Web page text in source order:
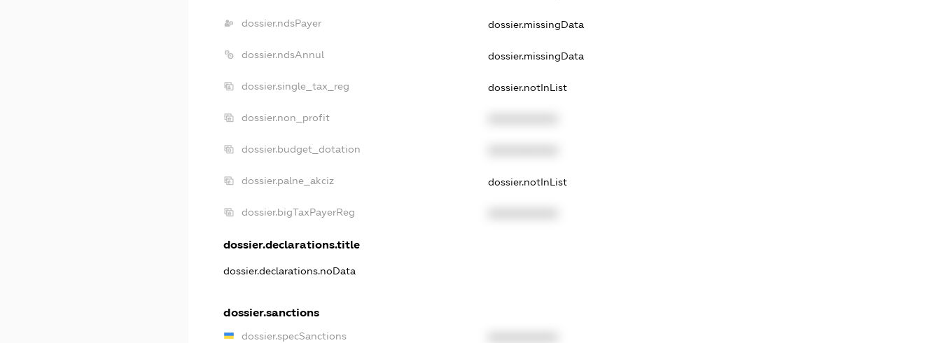
dossier.ndsPayer dossier.missingData
dossier.ndsAnnul dossier.missingData
dossier.single_tax_reg dossier.notInList
dossier.non_profit
dossier.budget_dotation
dossier.palne_akciz dossier.notInList
dossier.bigTaxPayerReg
dossier.declarations.title
dossier.declarations.noData
dossier.sanctions
dossier.specSanctions